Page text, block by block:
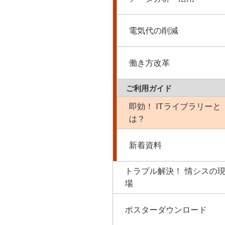
電気代の削減
働き方改革
ご利用ガイド
即効！ ITライブラリーと
は？
新着資料
トラブル解決！ 情シスの現
場
ポスターダウンロード